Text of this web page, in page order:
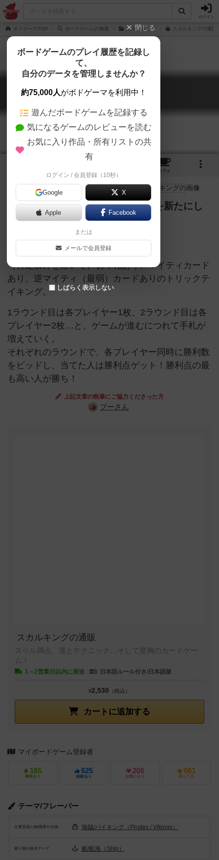
ログイン
ボドゲーマTOP ボードゲームの検索 スカルキング スカルキングの通販
スカルキング
Skull King
カフェ
トリックテイキングの王道が装いを新たにし
てカードを増やして帰ってきた！
BGA
（特定条件を除いて）切り札あり、マイティカード
あり、逆マイティ（最弱）カードありのトリックテ
イキング。
1ラウンド目は各プレイヤー1枚、2ラウンド目は各
プレイヤー2枚…と、ゲームが進むにつれて手札が
増えていく。
それぞれのラウンドで、各プレイヤー同時に勝利数
をビッドし、当てた人は勝利点ゲット！勝利点の最
も高い人が勝ち！
上記文章の執筆にご協力くださった方
プーさん
スカルキングの通販
スリル満点、運とテクニック…そして度胸のカードゲー
ム！
1～2営業日以内に発送 日本語ルール付き/日本語版
カートに追加する
¥2,530 （税込）
マイボードゲーム登録者
165
興味あり
625
経験あり
206
お気に入り
661
持ってる
テーマ/フレーバー
主要登場人物/職業や生物 海賊/バイキング（Pirates / Vikings）
乗り物が基本テーマ 船/航海（Ship）
閉じる
ボードゲームのプレイ履歴を記録し
て、
自分のデータを管理しませんか？
約75,000人がボドゲーマを利用中！
遊んだボードゲームを記録する
気になるゲームのレビューを読む
お気に入り作品・所有リストの共
有
ログイン / 会員登録（10秒）
Google X
Apple Facebook
または
メールで会員登録
しばらく表示しない